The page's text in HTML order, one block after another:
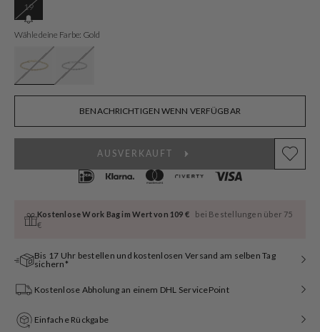
19
Variante
ausverkauft
oder
nicht
verfügbar
Wähle deine Farbe: Gold
BENACHRICHTIGEN WENN VERFÜGBAR
AUSVERKAUFT
Kostenlose Work Bag im Wert von 109 €
bei Bestellungen über 75
€
Bis 17 Uhr bestellen und kostenlosen Versand am selben Tag
sichern*
Kostenlose Abholung an einem DHL ServicePoint
Einfache Rückgabe